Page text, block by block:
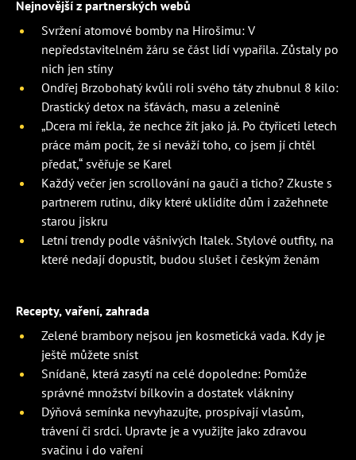
Nejnovější z partnerských webů
Svržení atomové bomby na Hirošimu: V
nepředstavitelném žáru se část lidí vypařila. Zůstaly po
nich jen stíny
Ondřej Brzobohatý kvůli roli svého táty zhubnul 8 kilo:
Drastický detox na šťávách, masu a zelenině
„Dcera mi řekla, že nechce žít jako já. Po čtyřiceti letech
práce mám pocit, že si neváží toho, co jsem jí chtěl
předat,“ svěřuje se Karel
Každý večer jen scrollování na gauči a ticho? Zkuste s
partnerem rutinu, díky které uklidíte dům i zažehnete
starou jiskru
Letní trendy podle vášnivých Italek. Stylové outfity, na
které nedají dopustit, budou slušet i českým ženám
Recepty, vaření, zahrada
Zelené brambory nejsou jen kosmetická vada. Kdy je
ještě můžete sníst
Snídaně, která zasytí na celé dopoledne: Pomůže
správné množství bílkovin a dostatek vlákniny
Dýňová semínka nevyhazujte, prospívají vlasům,
trávení či srdci. Upravte je a využijte jako zdravou
svačinu i do vaření